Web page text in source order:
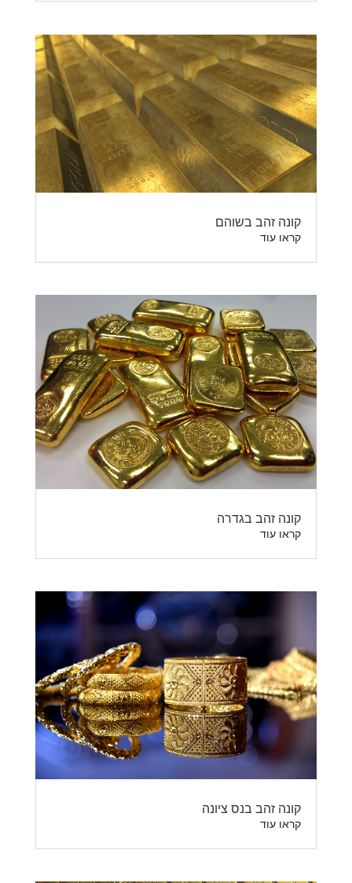
קונה זהב בשוהם
קראו עוד
קונה זהב בגדרה
קראו עוד
קונה זהב בנס ציונה
קראו עוד